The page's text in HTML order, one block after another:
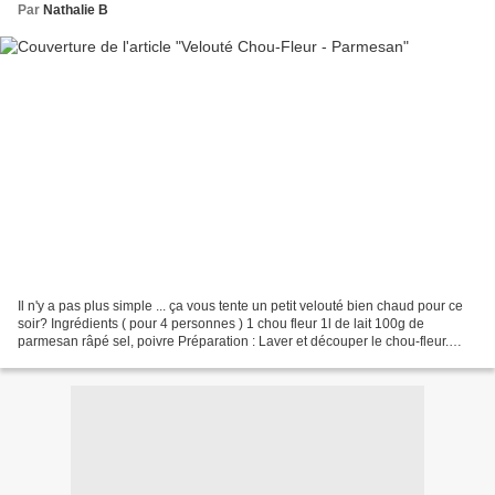
Par Nathalie B
Il n'y a pas plus simple ... ça vous tente un petit velouté bien chaud pour ce
soir? Ingrédients ( pour 4 personnes ) 1 chou fleur 1l de lait 100g de
parmesan râpé sel, poivre Préparation : Laver et découper le chou-fleur.